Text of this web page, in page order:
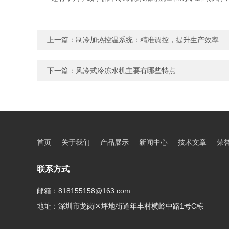
上一篇： 制冷加热控温系统：精准调控，提升生产效率
下一篇： 风冷式冷冻水机主要有哪些特点
首页 关于我们 产品展示 新闻中心 技术文章 荣
联系方式
邮箱：818155158@163.com
地址：深圳市龙岗区坪地街道年丰村横岭中路1号C栋